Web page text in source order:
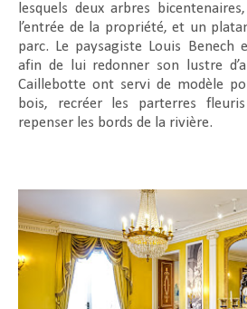
lesquels deux arbres
l’entrée de la propriété, et un
parc. Le paysagiste Louis Benech
afin de lui redonner son lustre
Caillebotte ont servi de modèle
bois, recréer les parterres
repenser les bords de la rivière.